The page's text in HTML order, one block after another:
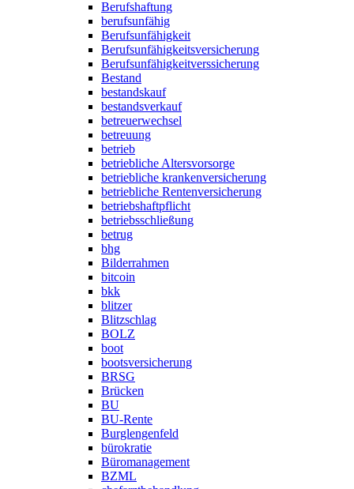
Berufshaftung
berufsunfähig
Berufsunfähigkeit
Berufsunfähigkeitsversicherung
Berufsunfähigkeitverssicherung
Bestand
bestandskauf
bestandsverkauf
betreuerwechsel
betreuung
betrieb
betriebliche Altersvorsorge
betriebliche krankenversicherung
betriebliche Rentenversicherung
betriebshaftpflicht
betriebsschließung
betrug
bhg
Bilderrahmen
bitcoin
bkk
blitzer
Blitzschlag
BOLZ
boot
bootsversicherung
BRSG
Brücken
BU
BU-Rente
Burglengenfeld
bürokratie
Büromanagement
BZML